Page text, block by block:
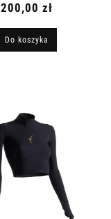
200,00 zł
Do koszyka